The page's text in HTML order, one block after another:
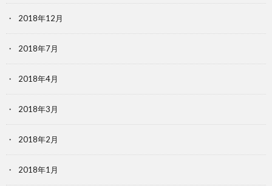
2018年12月
2018年7月
2018年4月
2018年3月
2018年2月
2018年1月